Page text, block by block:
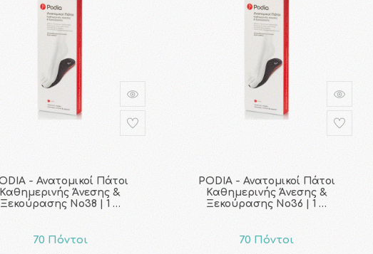
- Ανατομικοί Πάτοι
Καθημερινής Άνεσης &
Ξεκούρασης No38 | 1 …
70 Πόντοι
PODIA - Ανατομικοί Πάτοι
Καθημερινής Άνεσης &
Ξεκούρασης No36 | 1 …
70 Πόντοι